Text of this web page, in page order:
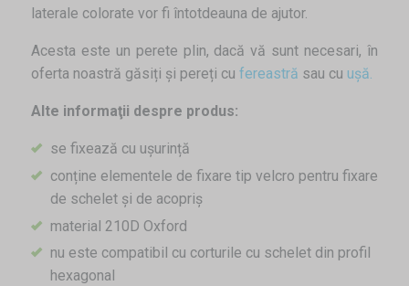
laterale colorate vor fi întotdeauna de ajutor.
Acesta este un perete plin, dacă vă sunt necesari, în
oferta noastră găsiți și pereți cu fereastră sau cu ușă.
Alte informaţii despre produs:
se fixează cu ușurință
conține elementele de fixare tip velcro pentru fixare
de schelet și de acopriș
material 210D Oxford
nu este compatibil cu corturile cu schelet din profil
hexagonal